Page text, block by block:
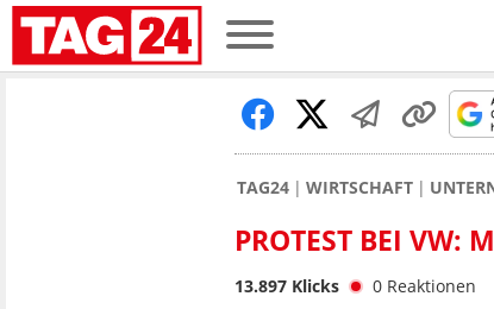
TAG24 WIRTSCHAFT
PROTEST BEI VW:
13.897 Klicks 0 Reaktionen